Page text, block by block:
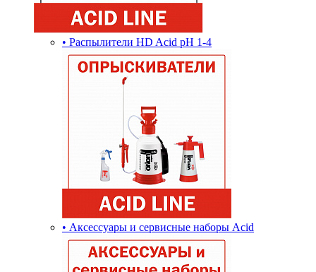
• Распылители HD Acid pH 1-4
• Аксессуары и сервисные наборы Acid